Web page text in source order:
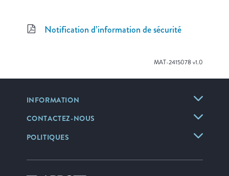
Notification d’information de sécurité
MAT-2415078 v1.0
INFORMATION
CONTACTEZ-NOUS
POLITIQUES